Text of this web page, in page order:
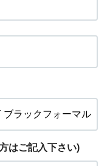
はご記入下さい)